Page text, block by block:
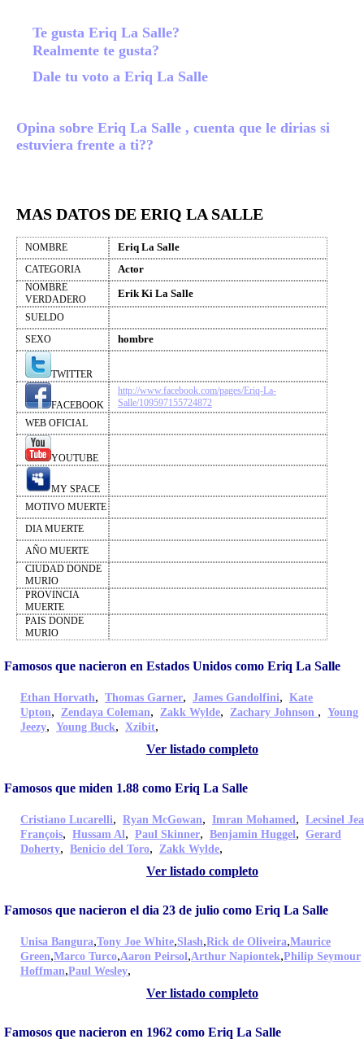
Te gusta Eriq La Salle?
Realmente te gusta?
Dale tu voto a Eriq La Salle
Opina sobre Eriq La Salle , cuenta que le dirias si
estuviera frente a ti??
MAS DATOS DE ERIQ LA SALLE
NOMBRE Eriq La Salle
CATEGORIA Actor
NOMBRE
VERDADERO
Erik Ki La Salle
SUELDO
SEXO
hombre
TWITTER
FACEBOOK
http://www.facebook.com/pages/Eriq-La-
Salle/109597155724872
WEB OFICIAL
YOUTUBE
MY SPACE
MOTIVO MUERTE
DIA MUERTE
AÑO MUERTE
CIUDAD DONDE
MURIO
PROVINCIA
MUERTE
PAIS DONDE
MURIO
Famosos que nacieron en Estados Unidos como Eriq La Salle
Ethan Horvath, Thomas Garner, James Gandolfini, Kate
Upton, Zendaya Coleman, Zakk Wylde, Zachary Johnson , Young
Jeezy, Young Buck, Xzibit,
Ver listado completo
Famosos que miden 1.88 como Eriq La Salle
Cristiano Lucarelli, Ryan McGowan, Imran Mohamed, Lecsinel
François, Hussam Al, Paul Skinner, Benjamin Huggel, Gerard
Doherty, Benicio del Toro, Zakk Wylde,
Ver listado completo
Famosos que nacieron el dia 23 de julio como Eriq La Salle
Unisa Bangura,Tony Joe White,Slash,Rick de Oliveira,Maurice
Green,Marco Turco,Aaron Peirsol,Arthur Napiontek,Philip Seymour
Hoffman,Paul Wesley,
Ver listado completo
Famosos que nacieron en 1962 como Eriq La Salle